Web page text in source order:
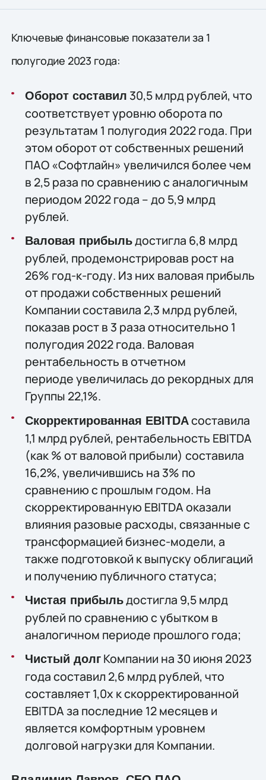
Ключевые финансовые показатели за 1
полугодие 2023 года:
Оборот составил 30,5 млрд рублей, что
соответствует уровню оборота по
результатам 1 полугодия 2022 года. При
этом оборот от собственных решений
ПАО «Софтлайн» увеличился более чем
в 2,5 раза по сравнению с аналогичным
периодом 2022 года – до 5,9 млрд
рублей.
Валовая прибыльдостигла 6,8 млрд
рублей, продемонстрировав рост на
26% год-к-году. Из них валовая прибыль
от продажи собственных решений
Компании составила 2,3 млрд рублей,
показав рост в 3 раза относительно 1
полугодия 2022 года. Валовая
рентабельность в отчетном
периоде увеличилась до рекордных для
Группы 22,1%.
Скорректированная EBITDAсоставила
1,1 млрд рублей, рентабельность EBITDA
(как % от валовой прибыли) составила
16,2%, увеличившись на 3% по
сравнению с прошлым годом. На
скорректированную EBITDA оказали
влияния разовые расходы, связанные с
трансформацией бизнес-модели, а
также подготовкой к выпуску облигаций
и получению публичного статуса;
Чистая прибыльдостигла 9,5 млрд
рублей по сравнению с убытком в
аналогичном периоде прошлого года;
Чистый долгКомпании на 30 июня 2023
года составил 2,6 млрд рублей, что
составляет 1,0x к скорректированной
EBITDA за последние 12 месяцев и
является комфортным уровнем
долговой нагрузки для Компании.